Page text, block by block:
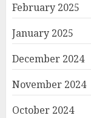
February 2025
January 2025
December 2024
November 2024
October 2024